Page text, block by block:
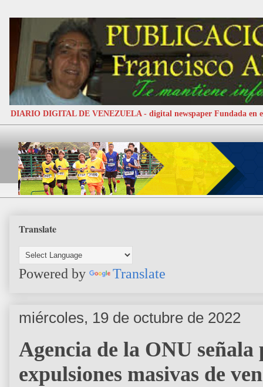
DIARIO DIGITAL DE VENEZUELA - digital newspaper Fundada en
Translate
Powered by Translate
miércoles, 19 de octubre de 2022
Agencia de la ONU
expulsiones masivas de